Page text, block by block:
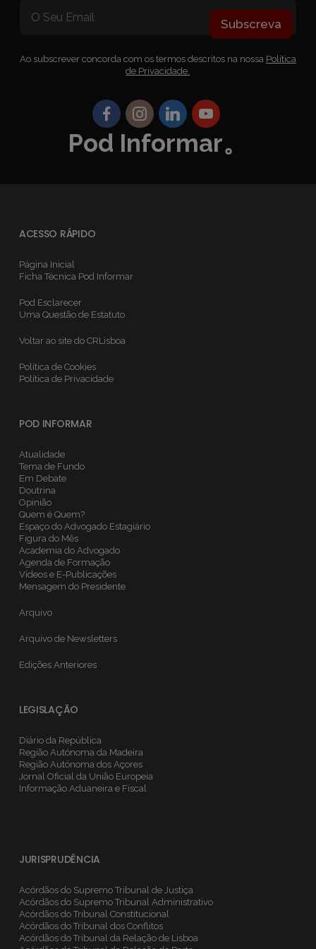
Subscreva
Ao subscrever concorda com os termos descritos na nossa Política
de Privacidade.
Pod Informar。
ACESSO RÁPIDO
Página Inicial
Ficha TécnicaPod Informar
Pod Esclarecer
Uma Questão de Estatuto
Voltar ao site do CRLisboa
Política de Cookies
Política de Privacidade
POD INFORMAR
Atualidade
Tema de Fundo
Em Debate
Doutrina
Opinião
Quem é Quem?
Espaço do Advogado Estagiário
Figura do Mês
Academia do Advogado
Agenda de Formação
Vídeos e E-Publicações
Mensagem do Presidente
Arquivo
Arquivo de Newsletters
Edições Anteriores
LEGISLAÇÃO
Diário da República
Região Autónoma da Madeira
Região Autónoma dos Açores
Jornal Oficial da União Europeia
Informação Aduaneira e Fiscal
JURISPRUDÊNCIA
Acórdãos do Supremo Tribunal de Justiça
Acórdãos do Supremo Tribunal Administrativo
Acórdãos do Tribunal Constitucional
Acórdãos do Tribunal dos Conflitos
Acórdãos do Tribunal da Relação de Lisboa